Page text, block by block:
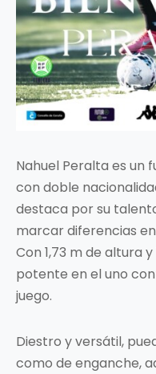
Nahuel Peralta es un
con doble
destaca por su
marcar diferencias
Con 1,73 m de altura
potente en el uno
juego.
Diestro y versátil,
como de enganche,